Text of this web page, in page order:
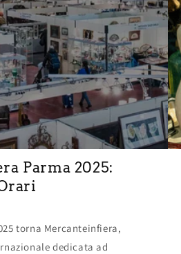
Parma 2025:
torna Mercanteinfiera,
dedicata ad